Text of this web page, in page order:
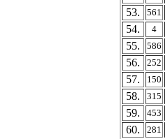
53.
561
54.
4
55.
586
56.
252
57.
150
58.
315
59.
453
60.
281